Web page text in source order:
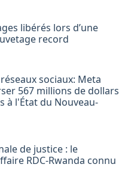
libérés lors d’une
record
sociaux: Meta
567 millions de dollars
à l'État du Nouveau-
de justice : le
RDC-Rwanda connu